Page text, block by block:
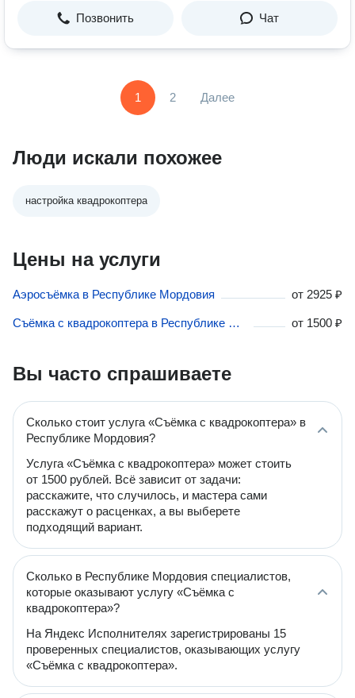
Позвонить Чат
1 2 Далее
Люди искали похожее
настройка квадрокоптера
Цены на услуги
Аэросъёмка в Республике Мордовия от 2925 ₽
Съёмка с квадрокоптера в Республике Мордовия от 1500 ₽
Вы часто спрашиваете
Сколько стоит услуга «Cъёмка с квадрокоптера» в
Республике Мордовия?
Услуга «Cъёмка с квадрокоптера» может стоить
от 1500 рублей. Всё зависит от задачи:
расскажите, что случилось, и мастера сами
расскажут о расценках, а вы выберете
подходящий вариант.
Сколько в Республике Мордовия специалистов,
которые оказывают услугу «Cъёмка с
квадрокоптера»?
На Яндекс Исполнителях зарегистрированы 15
проверенных специалистов, оказывающих услугу
«Cъёмка с квадрокоптера».